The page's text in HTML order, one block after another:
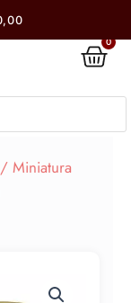
0
/ Miniatura